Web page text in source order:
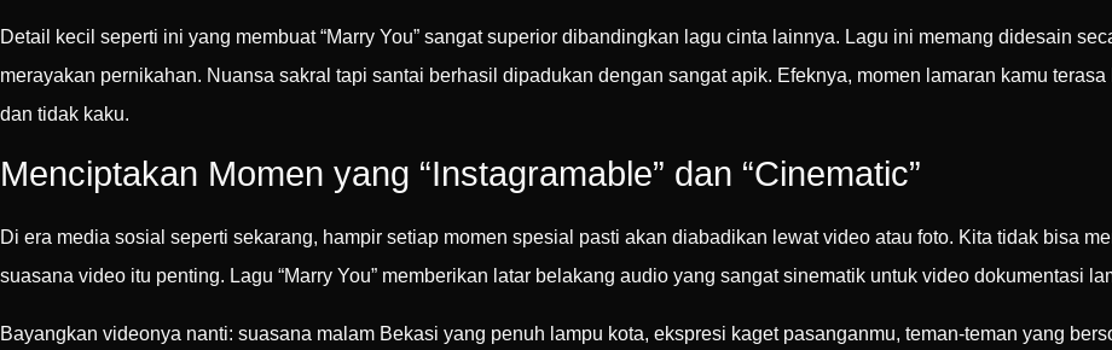
Detail kecil seperti ini yang membuat “Marry You” sangat superior dibandingkan lagu cinta lainnya. Lagu ini memang didesain
merayakan pernikahan. Nuansa sakral tapi santai berhasil dipadukan dengan sangat apik. Efeknya, momen lamaran kamu terasa
dan tidak kaku.
Menciptakan Momen yang “Instagramable” dan “Cinematic”
Di era media sosial seperti sekarang, hampir setiap momen spesial pasti akan diabadikan lewat video atau foto. Kita tidak bisa
suasana video itu penting. Lagu “Marry You” memberikan latar belakang audio yang sangat sinematik untuk video dokumentasi
Bayangkan videonya nanti: suasana malam Bekasi yang penuh lampu kota, ekspresi kaget pasanganmu, teman-teman yang